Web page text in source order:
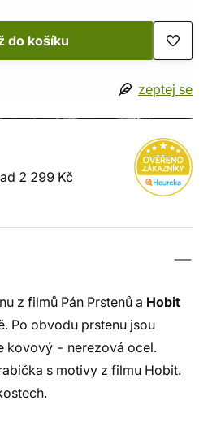
do košíku
zeptej se
2 299 Kč
z filmů Pán Prstenů a Hobit
Po obvodu prstenu jsou
kovový - nerezová ocel.
s motivy z filmu Hobit.